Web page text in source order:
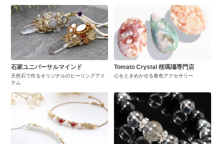
石家ユニバーサルマインド
天然石で作るオリジナルのヒーリングアイ
テム
Tomato Crystal 桜瑪瑙専門店
心をときめかせる春色アクセサリー